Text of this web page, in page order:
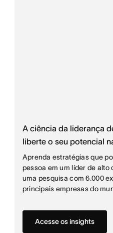
A ciência da liderança
liberte o seu potencial
Aprenda estratégias que
pessoa em um líder de alto
uma pesquisa com 6.000
principais empresas do
Acesse os insights